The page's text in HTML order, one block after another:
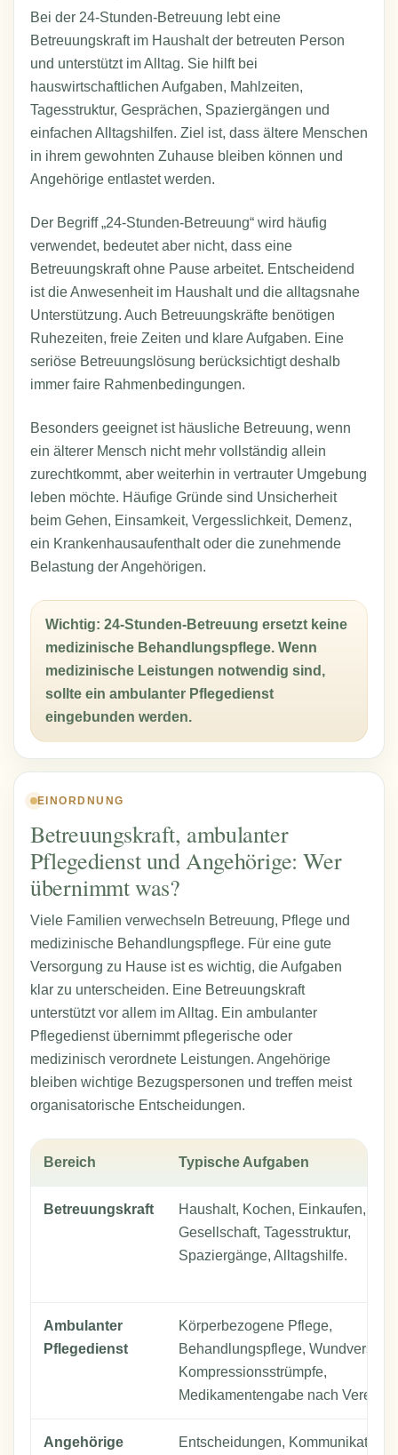
Bei der 24-Stunden-Betreuung lebt eine
Betreuungskraft im Haushalt der betreuten Person
und unterstützt im Alltag. Sie hilft bei
hauswirtschaftlichen Aufgaben, Mahlzeiten,
Tagesstruktur, Gesprächen, Spaziergängen und
einfachen Alltagshilfen. Ziel ist, dass ältere Menschen
in ihrem gewohnten Zuhause bleiben können und
Angehörige entlastet werden.
Der Begriff „24-Stunden-Betreuung“ wird häufig
verwendet, bedeutet aber nicht, dass eine
Betreuungskraft ohne Pause arbeitet. Entscheidend
ist die Anwesenheit im Haushalt und die alltagsnahe
Unterstützung. Auch Betreuungskräfte benötigen
Ruhezeiten, freie Zeiten und klare Aufgaben. Eine
seriöse Betreuungslösung berücksichtigt deshalb
immer faire Rahmenbedingungen.
Besonders geeignet ist häusliche Betreuung, wenn
ein älterer Mensch nicht mehr vollständig allein
zurechtkommt, aber weiterhin in vertrauter Umgebung
leben möchte. Häufige Gründe sind Unsicherheit
beim Gehen, Einsamkeit, Vergesslichkeit, Demenz,
ein Krankenhausaufenthalt oder die zunehmende
Belastung der Angehörigen.
Wichtig: 24-Stunden-Betreuung ersetzt keine
medizinische Behandlungspflege. Wenn
medizinische Leistungen notwendig sind,
sollte ein ambulanter Pflegedienst
eingebunden werden.
EINORDNUNG
Betreuungskraft, ambulanter
Pflegedienst und Angehörige: Wer
übernimmt was?
Viele Familien verwechseln Betreuung, Pflege und
medizinische Behandlungspflege. Für eine gute
Versorgung zu Hause ist es wichtig, die Aufgaben
klar zu unterscheiden. Eine Betreuungskraft
unterstützt vor allem im Alltag. Ein ambulanter
Pflegedienst übernimmt pflegerische oder
medizinisch verordnete Leistungen. Angehörige
bleiben wichtige Bezugspersonen und treffen meist
organisatorische Entscheidungen.
Bereich Typische Aufgaben
Betreuungskraft
Haushalt, Kochen, Einkaufen,
Gesellschaft, Tagesstruktur,
Spaziergänge, Alltagshilfe.
Ambulanter
Pflegedienst
Körperbezogene Pflege,
Behandlungspflege,
Kompressionsstrümpfe,
Medikamentengabe nach
Angehörige Entscheidungen, Kommunikation,